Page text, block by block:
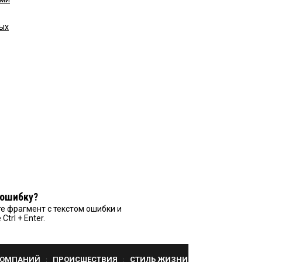
фрагмент с текстом ошибки и
+ Enter.
ПРОИСШЕСТВИЯ СТИЛЬ ЖИЗНИ